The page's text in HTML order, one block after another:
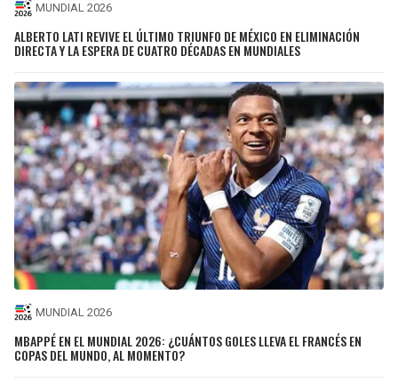
MUNDIAL 2026
ALBERTO LATI REVIVE EL ÚLTIMO TRIUNFO DE MÉXICO EN ELIMINACIÓN
DIRECTA Y LA ESPERA DE CUATRO DÉCADAS EN MUNDIALES
MUNDIAL 2026
MBAPPÉ EN EL MUNDIAL 2026: ¿CUÁNTOS GOLES LLEVA EL FRANCÉS EN
COPAS DEL MUNDO, AL MOMENTO?